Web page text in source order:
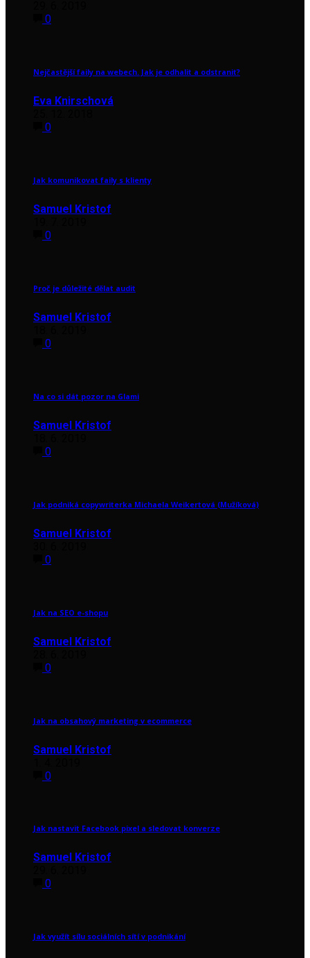
0
Nejčastější faily na webech. Jak je odhalit a odstranit?
Eva Knirschová
0
Jak komunikovat faily s klienty
Samuel Kristof
0
Proč je důležité dělat audit
Samuel Kristof
0
Na co si dát pozor na Glami
Samuel Kristof
0
Jak podniká copywriterka Michaela Weikertová (Mužíková)
Samuel Kristof
0
Jak na SEO e-shopu
Samuel Kristof
0
Jak na obsahový marketing v ecommerce
Samuel Kristof
0
Jak nastavit Facebook pixel a sledovat konverze
Samuel Kristof
0
Jak využít sílu sociálních sítí v podnikání